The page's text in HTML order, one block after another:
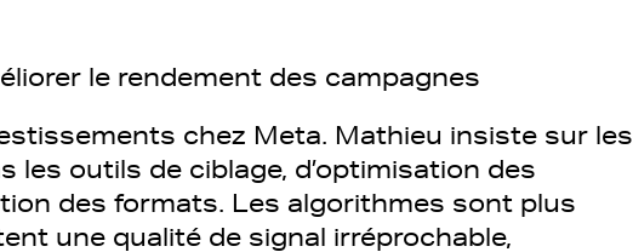
le rendement des campagnes
chez Meta. Mathieu insiste sur les
les outils de ciblage, d’optimisation des
des formats. Les algorithmes sont plus
une qualité de signal irréprochable,